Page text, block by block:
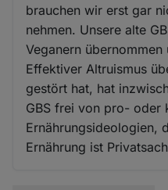
brauchen wir erst gar
nehmen. Unsere alte
Veganern
Effektiver Altruismus
gestört hat, hat
GBS frei von pro- oder
Ernährungsideologien,
Ernährung ist